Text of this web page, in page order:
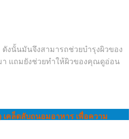
นมันจึงสามารถช่วยบำรุงผิวของ
แถมยังช่วยทำให้ผิวของคุณดูอ่อน
เคล็ดลับถนอมอาหาร เพื่อความ